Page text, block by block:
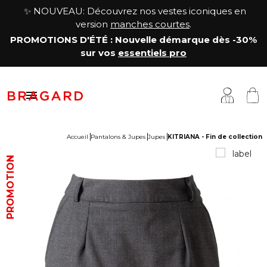
✨ NOUVEAU: Découvrez nos vestes iconiques en
version manches courtes.
PROMOTIONS D'ÉTÉ : Nouvelle démarque dès -30%
sur vos essentiels pro

& Jupes
& Chasubles
& Chaussettes
cuisine
boucher, charcutier, traiteur
fromager
service & hôtellerie
médicale
Maison
histoire
faire
& Collaborations
Accueil Pantalons & Jupes Jupes KITRIANA - Fin de collection
PROMOTION